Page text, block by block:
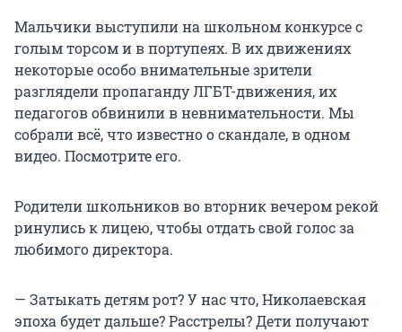
Мальчики выступили на школьном конкурсе с
голым торсом и в портупеях. В их движениях
некоторые особо внимательные зрители
разглядели пропаганду ЛГБТ-движения, их
педагогов обвинили в невнимательности. Мы
собрали всё, что известно о скандале, в одном
видео. Посмотрите его.
Родители школьников во вторник вечером рекой
ринулись к лицею, чтобы отдать свой голос за
любимого директора.
— Затыкать детям рот? У нас что, Николаевская
эпоха будет дальше? Расстрелы? Дети получают